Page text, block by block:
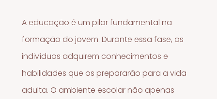
A educação é um pilar fundamental na
formação do jovem. Durante essa fase, os
indivíduos adquirem conhecimentos e
habilidades que os prepararão para a vida
adulta. O ambiente escolar não apenas